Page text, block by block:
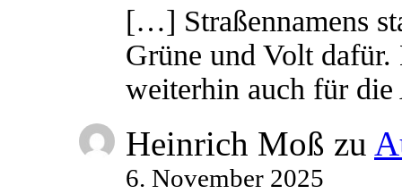
[…] Straßennamens
Grüne und Volt
weiterhin auch für
Heinrich Moß zu
6. November 2025